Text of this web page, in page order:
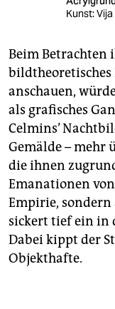
Kunst:
Beim Betrachten
bildtheoretisches
anschauen,
als grafisches
Celmins’
Gemälde – mehr
die ihnen
Emanationen
Empirie,
sickert tief ein in
Dabei kippt der
Objekthafte.